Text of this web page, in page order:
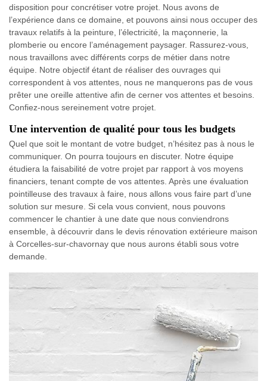
disposition pour concrétiser votre projet. Nous avons de
l’expérience dans ce domaine, et pouvons ainsi nous occuper des
travaux relatifs à la peinture, l’électricité, la maçonnerie, la
plomberie ou encore l’aménagement paysager. Rassurez-vous,
nous travaillons avec différents corps de métier dans notre
équipe. Notre objectif étant de réaliser des ouvrages qui
correspondent à vos attentes, nous ne manquerons pas de vous
prêter une oreille attentive afin de cerner vos attentes et besoins.
Confiez-nous sereinement votre projet.
Une intervention de qualité pour tous les budgets
Quel que soit le montant de votre budget, n’hésitez pas à nous le
communiquer. On pourra toujours en discuter. Notre équipe
étudiera la faisabilité de votre projet par rapport à vos moyens
financiers, tenant compte de vos attentes. Après une évaluation
pointilleuse des travaux à faire, nous allons vous faire part d’une
solution sur mesure. Si cela vous convient, nous pouvons
commencer le chantier à une date que nous conviendrons
ensemble, à découvrir dans le devis rénovation extérieure maison
à Corcelles-sur-chavornay que nous aurons établi sous votre
demande.